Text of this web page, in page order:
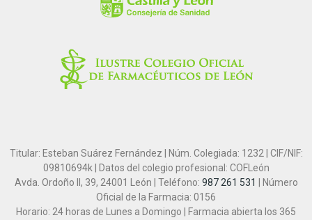
Titular: Esteban Suárez Fernández | Núm. Colegiada: 1232 | CIF/NIF:
09810694k | Datos del colegio profesional: COFLeón
Avda. Ordoño II, 39, 24001 León | Teléfono: 987 261 531
| Número
Oficial de la Farmacia: 0156
Horario: 24 horas de Lunes a Domingo | Farmacia abierta los 365